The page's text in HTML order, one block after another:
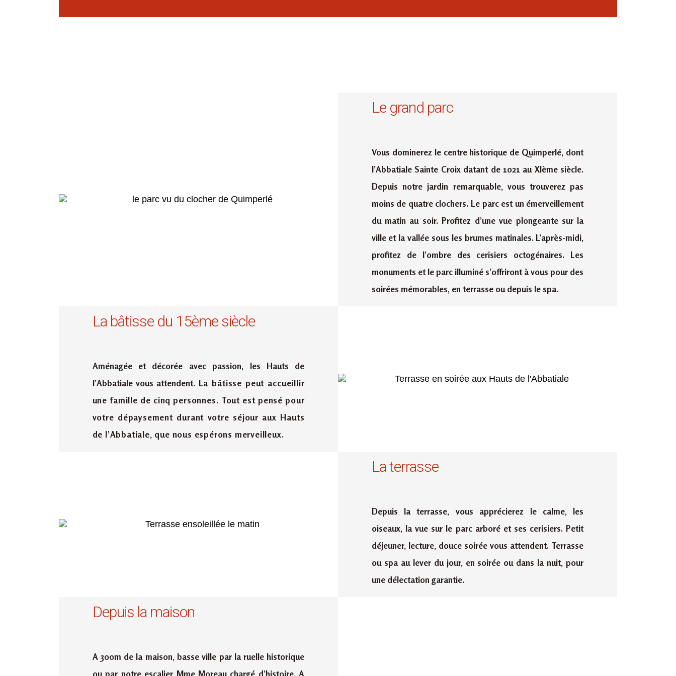
Le grand parc
Vous dominerez le centre historique de Quimperlé, dont
l’Abbatiale Sainte Croix datant de 1021 au XIème siècle.
Depuis notre jardin remarquable, vous trouverez pas
moins de quatre clochers. Le parc est un émerveillement
du matin au soir. Profitez d’une vue plongeante sur la
ville et la vallée sous les brumes matinales. L’après-midi,
profitez de l’ombre des cerisiers octogénaires. Les
monuments et le parc illuminé s’offriront à vous pour des
soirées mémorables, en terrasse ou depuis le spa.
La bâtisse du 15ème siècle
Aménagée et décorée avec passion, les Hauts de
l’Abbatiale vous attendent. La bâtisse peut accueillir
une famille de cinq personnes. Tout est pensé pour
votre dépaysement durant votre séjour aux Hauts
de l’Abbatiale, que nous espérons merveilleux.
La terrasse
Depuis la terrasse, vous apprécierez le calme, les
oiseaux, la vue sur le parc arboré et ses cerisiers. Petit
déjeuner, lecture, douce soirée vous attendent. Terrasse
ou spa au lever du jour, en soirée ou dans la nuit, pour
une délectation garantie.
Depuis la maison
A 300m de la maison, basse ville par la ruelle historique
ou par notre escalier Mme Moreau chargé d’histoire. A